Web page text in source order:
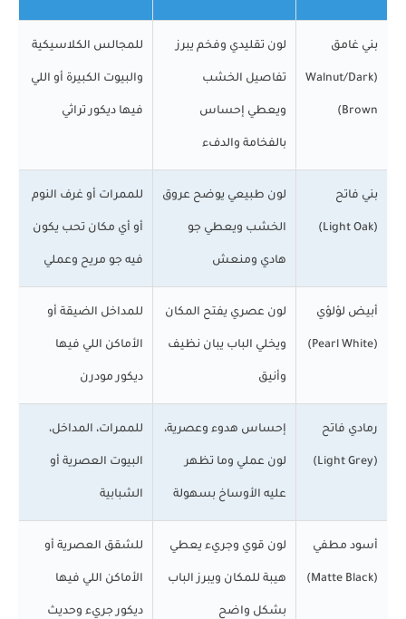
بني غامق
(Walnut/Dark
Brown)
لون تقليدي وفخم يبرز
تفاصيل الخشب
ويعطي إحساس
بالفخامة والدفء
للمجالس الكلاسيكية
والبيوت الكبيرة أو اللي
فيها ديكور تراثي
بني فاتح
(Light Oak)
لون طبيعي يوضح عروق
الخشب ويعطي جو
هادي ومنعش
للممرات أو غرف النوم
أو أي مكان تحب يكون
فيه جو مريح وعملي
أبيض لؤلؤي
(Pearl White)
لون عصري يفتح المكان
ويخلي الباب يبان نظيف
وأنيق
للمداخل الضيقة أو
الأماكن اللي فيها
ديكور مودرن
رمادي فاتح
(Light Grey)
إحساس هدوء وعصرية،
لون عملي وما تظهر
عليه الأوساخ بسهولة
للممرات، المداخل،
البيوت العصرية أو
الشبابية
أسود مطفي
(Matte Black)
لون قوي وجريء يعطي
هيبة للمكان ويبرز الباب
بشكل واضح
للشقق العصرية أو
الأماكن اللي فيها
ديكور جريء وحديث